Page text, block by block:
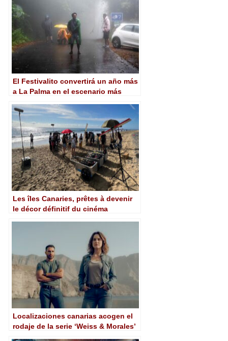
El Festivalito convertirá un año más
a La Palma en el escenario más
Les îles Canaries, prêtes à devenir
le décor définitif du cinéma
Localizaciones canarias acogen el
rodaje de la serie ‘Weiss & Morales’